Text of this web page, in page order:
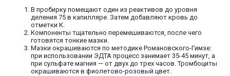
В пробирку помещают один из реактивов до уровня
деления 75 в капилляре. Затем добавляют кровь до
отметки К.
Компоненты тщательно перемешиваются, после чего
готовятся тонкие мазки.
Мазки окрашиваются по методике Романовского-Гимзе:
при использовании ЭДТА процесс занимает 35-45 минут, а
при сульфате магния — от двух до трех часов. Тромбоциты
окрашиваются в фиолетово-розовый цвет.